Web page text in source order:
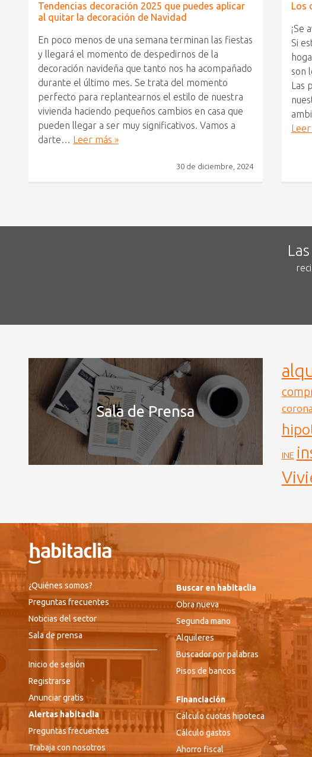
Tendencias decoración 2025 que puedes aplicar
al quitar la decoración de Navidad
En poco menos de una semana terminan las fiestas
y llegará el momento de despedirnos de la
decoración navideña que tanto nos ha acompañado
durante el último mes. Se trata del momento
perfecto para replantearnos el estilo de nuestra
vivienda haciendo pequeños cambios en casa que
pueden llegar a ser muy significativos. Vamos a
darte… Leer más »
30 de diciembre, 2024
Los
¡Se
Si
son
Las
Leer
Sala de Prensa
INE
¿Quiénes somos?
Preguntas frecuentes
Noticias del sector
Sala de prensa
Inicio de sesión
Registrarse
Anunciar gratis
Alertas habitaclia
Preguntas frecuentes
Trabaja con nosotros
Buscar en habitaclia
Obra nueva
Segunda mano
Alquileres
Buscador por palabras
Pisos de bancos
Financiación
Cálculo cuotas hipoteca
Cálculo gastos
Ahorro fiscal